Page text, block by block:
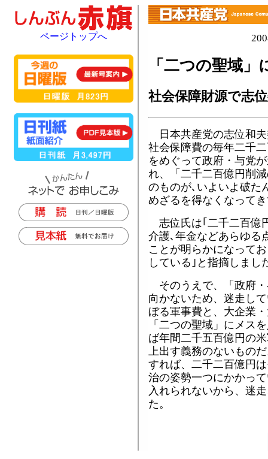
「二つの聖域」
社会保障財源で志
日本共産党の志位和
社会保障費の毎年二千
をめぐって政府・与党
れ、「二千二百億円削
のものが､いよいよ破た
めざるを得なくなって
志位氏は｢二千二百億
介護､年金などあらゆる
ことが明らかになって
している｣と指摘しまし
そのうえで、「政府
向かないため、迷走し
ぼる軍事費と、大企業
「二つの聖域」にメス
ば年間二千五百億円の
上出す義務のないもの
すれば、二千二百億円
治の姿勢一つにかかっ
入れられないから、迷
た。
ページトップへ